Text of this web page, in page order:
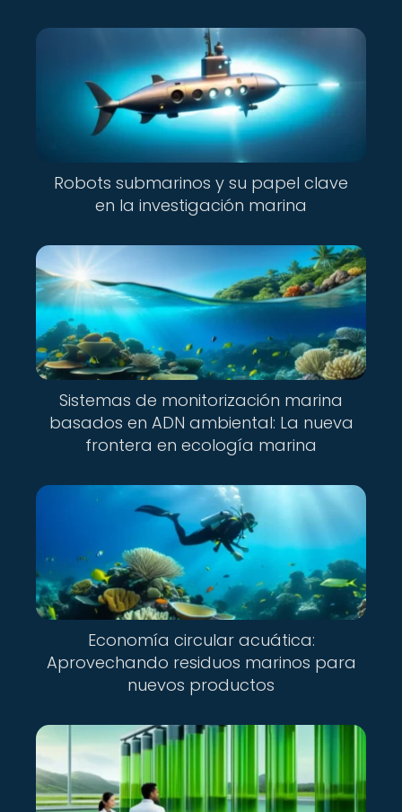
Robots submarinos y su papel clave
en la investigación marina
Sistemas de monitorización marina
basados en ADN ambiental: La nueva
frontera en ecología marina
Economía circular acuática:
Aprovechando residuos marinos para
nuevos productos